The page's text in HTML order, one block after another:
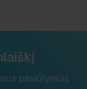
pasiūlymus